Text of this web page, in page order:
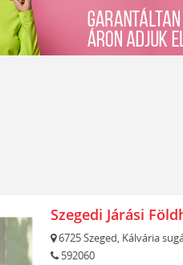
Szegedi Járási
6725Szeged, Kálvária
592060